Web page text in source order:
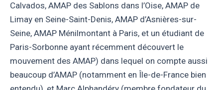
Calvados, AMAP des Sablons dans l’Oise, AMAP de
Limay en Seine-Saint-Denis, AMAP d’Asnières-sur-
Seine, AMAP Ménilmontant à Paris, et un étudiant de
Paris-Sorbonne ayant récemment découvert le
mouvement des AMAP) dans lequel on compte aussi
beaucoup d’AMAP (notamment en Île-de-France bien